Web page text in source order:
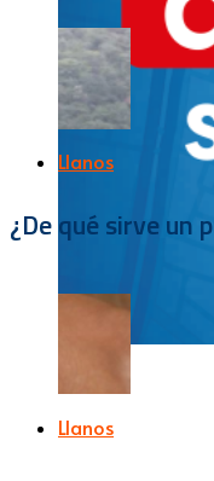
Llanos
¿De qué sirve un
Llanos